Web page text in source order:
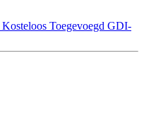
Kosteloos Toegevoegd GDI-